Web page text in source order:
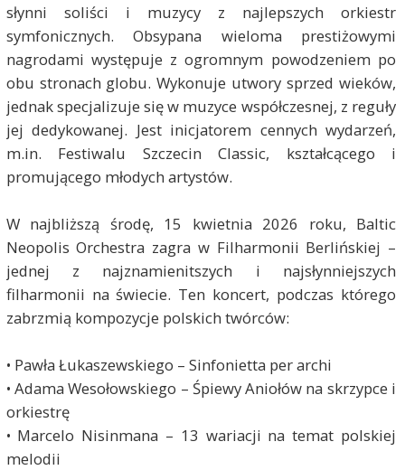
słynni soliści i muzycy z najlepszych orkiestr
symfonicznych. Obsypana wieloma prestiżowymi
nagrodami występuje z ogromnym powodzeniem po
obu stronach globu. Wykonuje utwory sprzed wieków,
jednak specjalizuje się w muzyce współczesnej, z reguły
jej dedykowanej. Jest inicjatorem cennych wydarzeń,
m.in. Festiwalu Szczecin Classic, kształcącego i
promującego młodych artystów.
W najbliższą środę, 15 kwietnia 2026 roku, Baltic
Neopolis Orchestra zagra w Filharmonii Berlińskiej –
jednej z najznamienitszych i najsłynniejszych
filharmonii na świecie. Ten koncert, podczas którego
zabrzmią kompozycje polskich twórców:
• Pawła Łukaszewskiego – Sinfonietta per archi
• Adama Wesołowskiego – Śpiewy Aniołów na skrzypce i
orkiestrę
• Marcelo Nisinmana – 13 wariacji na temat polskiej
melodii